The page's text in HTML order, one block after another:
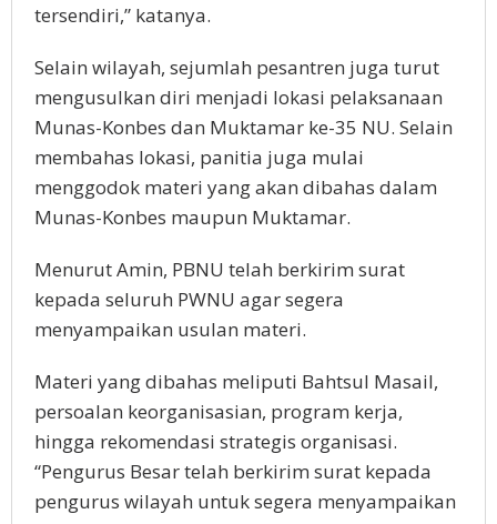
tersendiri,” katanya.
Selain wilayah, sejumlah pesantren juga turut
mengusulkan diri menjadi lokasi pelaksanaan
Munas-Konbes dan Muktamar ke-35 NU. Selain
membahas lokasi, panitia juga mulai
menggodok materi yang akan dibahas dalam
Munas-Konbes maupun Muktamar.
Menurut Amin, PBNU telah berkirim surat
kepada seluruh PWNU agar segera
menyampaikan usulan materi.
Materi yang dibahas meliputi Bahtsul Masail,
persoalan keorganisasian, program kerja,
hingga rekomendasi strategis organisasi.
“Pengurus Besar telah berkirim surat kepada
pengurus wilayah untuk segera menyampaikan